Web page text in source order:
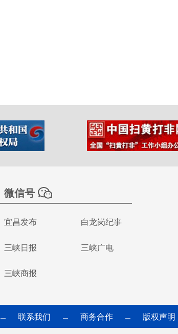
微信号
宜昌发布 白龙岗纪事
三峡日报 三峡广电
三峡商报
— 联系我们 — 商务合作 — 版权声明